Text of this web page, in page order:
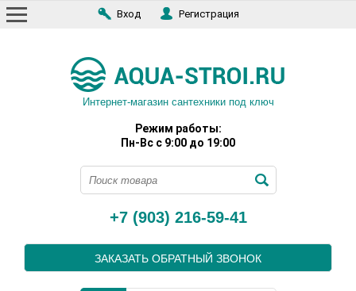
Вход Регистрация
Интернет-магазин сантехники под ключ
Режим работы:
Пн-Вс с 9:00 до 19:00
+7 (903) 216-59-41
ЗАКАЗАТЬ ОБРАТНЫЙ ЗВОНОК